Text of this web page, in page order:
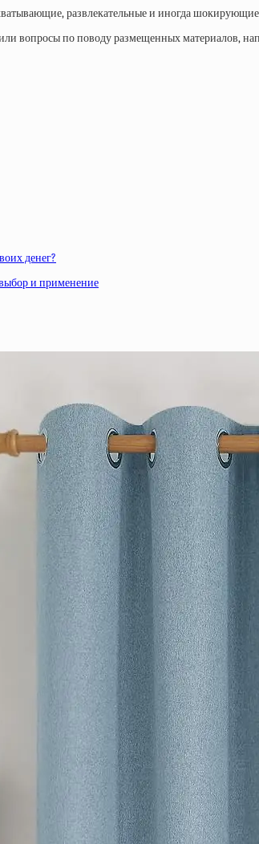
развлекательные и иногда шокирующие
вопросы по поводу размещенных материалов,
денег?
и применение